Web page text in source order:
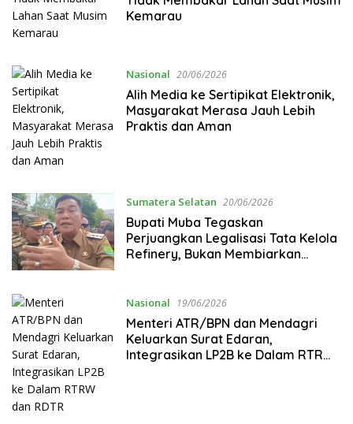
Kemarau
Nasional 20/06/2026
Alih Media ke Sertipikat Elektronik,
Masyarakat Merasa Jauh Lebih
Praktis dan Aman
Sumatera Selatan 20/06/2026
Bupati Muba Tegaskan
Perjuangkan Legalisasi Tata Kelola
Refinery, Bukan Membiarkan
Nasional 19/06/2026
Menteri ATR/BPN dan Mendagri
Keluarkan Surat Edaran,
Integrasikan LP2B ke Dalam RTRW